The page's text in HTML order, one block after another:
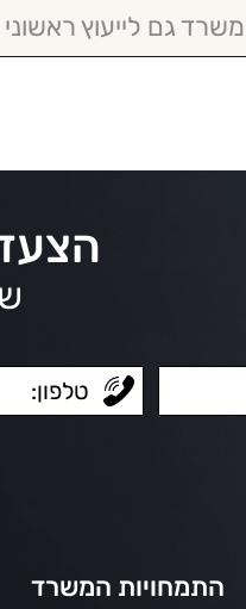
גם לייעוץ
התמחויות המשרד